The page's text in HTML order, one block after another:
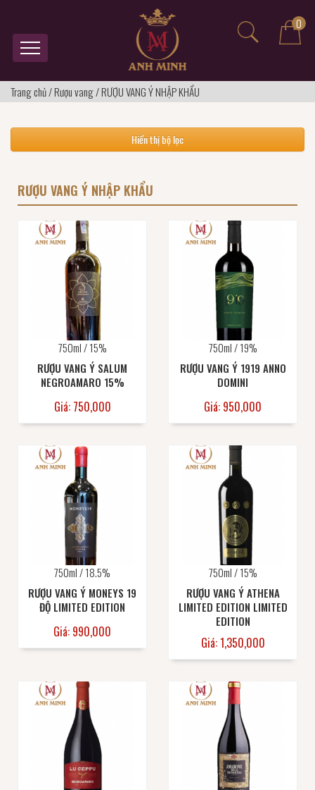
0
Trang chủ/Rượu vang/RƯỢU VANG Ý NHẬP KHẨU
Hiển thị bộ lọc
RƯỢU VANG Ý NHẬP KHẨU
750ml / 15%
RƯỢU VANG Ý SALUM
NEGROAMARO 15%
Giá: 750,000
750ml / 19%
RƯỢU VANG Ý 1919 ANNO
DOMINI
Giá: 950,000
750ml / 18.5%
RƯỢU VANG Ý MONEYS 19
ĐỘ LIMITED EDITION
Giá: 990,000
750ml / 15%
RƯỢU VANG Ý ATHENA
LIMITED EDITION LIMITED
EDITION
Giá: 1,350,000